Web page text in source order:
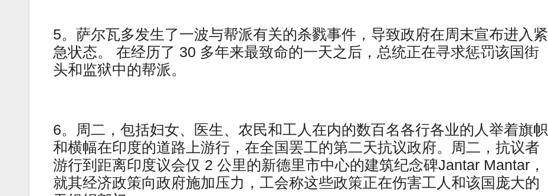
5。萨尔瓦多发生了一波与帮派有关的杀戮事件，导致政府在周末宣布进入紧
急状态。 在经历了 30 多年来最致命的一天之后，总统正在寻求惩罚该国街
头和监狱中的帮派。
6。周二，包括妇女、医生、农民和工人在内的数百名各行各业的人举着旗帜
和横幅在印度的道路上游行，在全国罢工的第二天抗议政府。周二，抗议者
游行到距离印度议会仅 2 公里的新德里市中心的建筑纪念碑Jantar Mantar，
就其经济政策向政府施加压力，工会称这些政策正在伤害工人和该国庞大的